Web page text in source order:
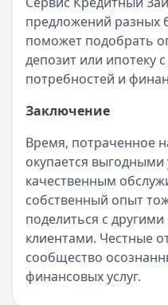
предложений разных
поможет подобрать
депозит или ипотеку
потребностей и
Заключение
Время, потраченное
окупается
качественным
собственный опыт
поделиться с
клиентами. Честные
сообщество
финансовых услуг.